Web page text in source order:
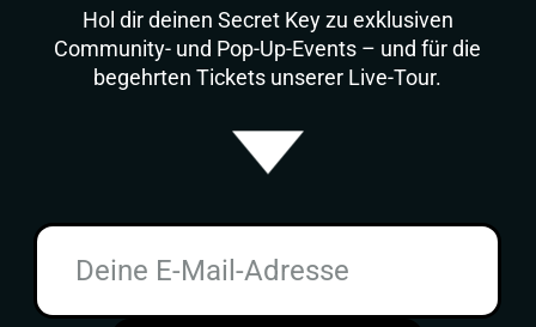
Hol dir deinen Secret Key zu exklusiven
Community- und Pop-Up-Events – und für die
begehrten Tickets unserer Live-Tour.